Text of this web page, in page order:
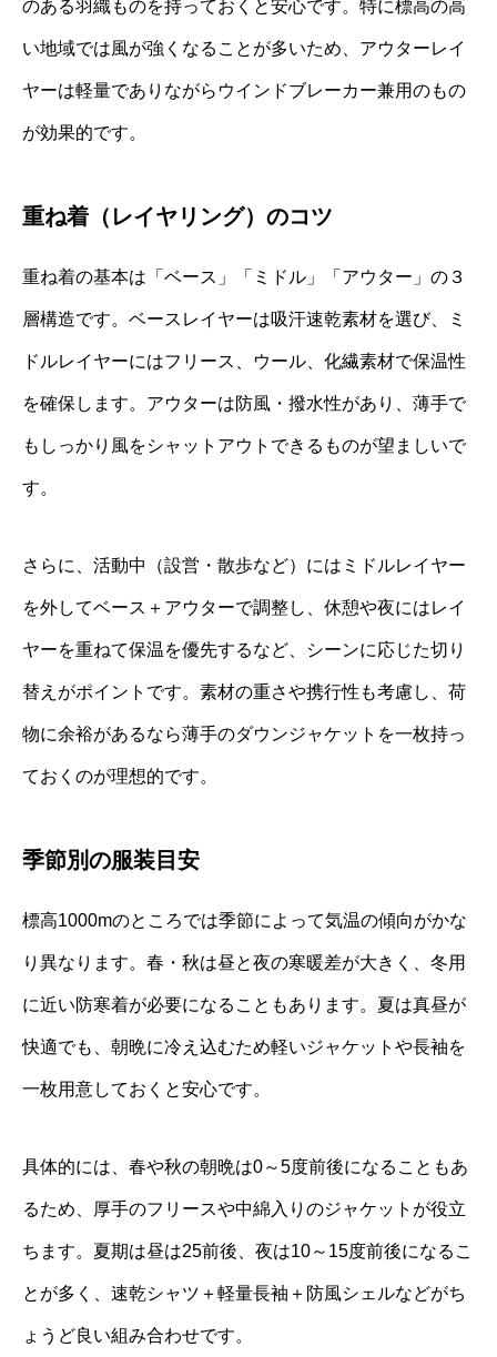
のある羽織ものを持っておくと安心です。特に標高の高
い地域では風が強くなることが多いため、アウターレイ
ヤーは軽量でありながらウインドブレーカー兼用のもの
が効果的です。
重ね着（レイヤリング）のコツ
重ね着の基本は「ベース」「ミドル」「アウター」の３
層構造です。ベースレイヤーは吸汗速乾素材を選び、ミ
ドルレイヤーにはフリース、ウール、化繊素材で保温性
を確保します。アウターは防風・撥水性があり、薄手で
もしっかり風をシャットアウトできるものが望ましいで
す。
さらに、活動中（設営・散歩など）にはミドルレイヤー
を外してベース＋アウターで調整し、休憩や夜にはレイ
ヤーを重ねて保温を優先するなど、シーンに応じた切り
替えがポイントです。素材の重さや携行性も考慮し、荷
物に余裕があるなら薄手のダウンジャケットを一枚持っ
ておくのが理想的です。
季節別の服装目安
標高1000mのところでは季節によって気温の傾向がかな
り異なります。春・秋は昼と夜の寒暖差が大きく、冬用
に近い防寒着が必要になることもあります。夏は真昼が
快適でも、朝晩に冷え込むため軽いジャケットや長袖を
一枚用意しておくと安心です。
具体的には、春や秋の朝晩は0～5度前後になることもあ
るため、厚手のフリースや中綿入りのジャケットが役立
ちます。夏期は昼は25前後、夜は10～15度前後になるこ
とが多く、速乾シャツ＋軽量長袖＋防風シェルなどがち
ょうど良い組み合わせです。